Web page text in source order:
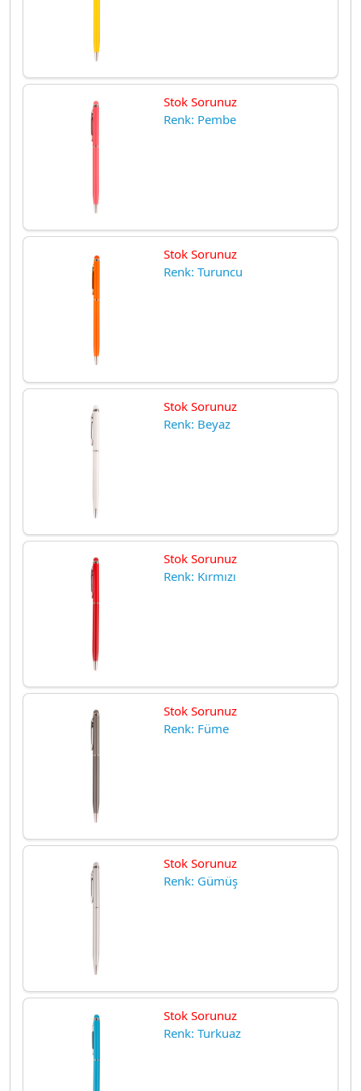
Stok Sorunuz
Renk: Pembe
Stok Sorunuz
Renk: Turuncu
Stok Sorunuz
Renk: Beyaz
Stok Sorunuz
Renk: Kırmızı
Stok Sorunuz
Renk: Füme
Stok Sorunuz
Renk: Gümüş
Stok Sorunuz
Renk: Turkuaz